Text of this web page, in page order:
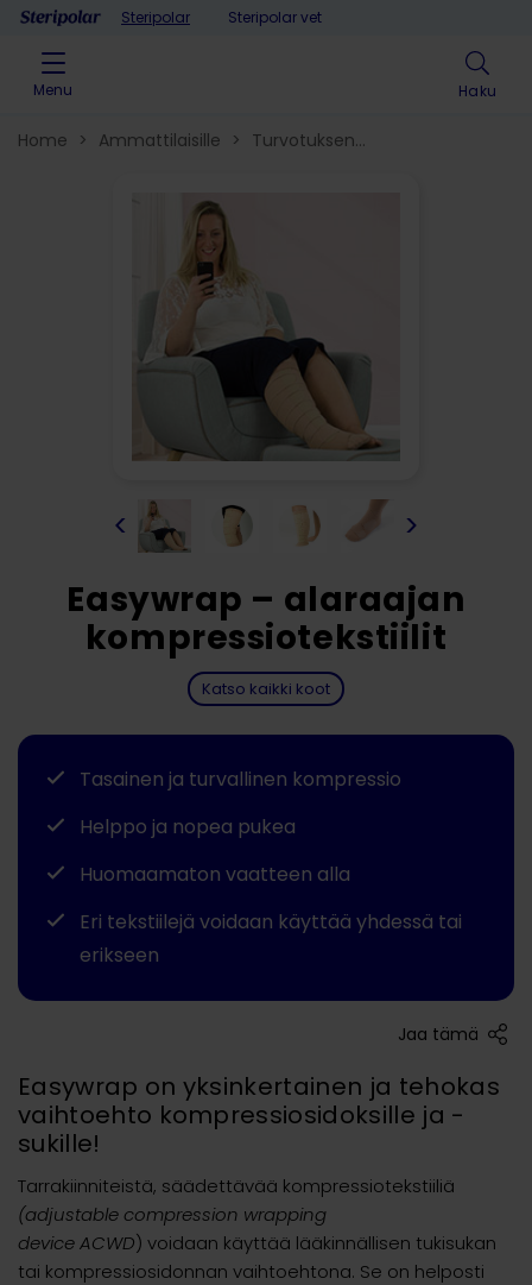
Skip to contentSteripolar Steripolar vet
Menu Haku
Home > Ammattilaisille > Turvotuksen
Easywrap on yksinkertainen ja tehokas
vaihtoehto kompressiosidoksille ja -
sukille!
Tarrakiinniteistä, säädettävää kompressiotekstiiliä
(adjustable compression wrapping
device ACWD) voidaan käyttää lääkinnällisen tukisukan
tai kompressiosidonnan vaihtoehtona. Se on helposti
>
<
Easywrap – alaraajan
kompressiotekstiilit
Katso kaikki koot
Tasainen ja turvallinen kompressio
Helppo ja nopea pukea
Huomaamaton vaatteen alla
Eri tekstiilejä voidaan käyttää yhdessä tai
erikseen
Jaa tämä